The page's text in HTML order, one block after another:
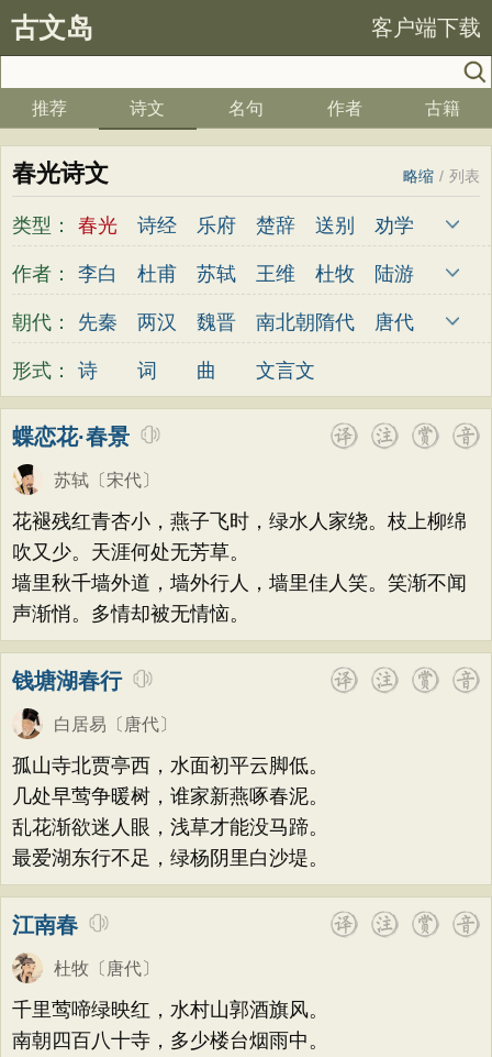
古文岛 客户端下载
推荐 诗文 名句 作者 古籍
春光诗文 列表
/
略缩
类型： 春光 诗经 乐府 楚辞 送别
劝学
边塞
儿童 春天 夏天 秋天
冬天
咏史
散文 闺怨 抒情
读书
秋思 梅花
叙事
饮酒
落花 桃花
劝学
论诗 游仙 节日
春节
元宵节
寒食节
小学文言文
初中文言文
唐诗三百首
古诗三百首
古诗十九首
作者： 李白 杜甫 苏轼 王维 杜牧
陆游
李煜
元稹 韩愈 岑参 齐己
贾岛
皎然
许浑 罗隐 贯休 韦庄
屈原
王勃
张祜 岳飞
姚合
卢纶
秦观
方干
李峤 赵嘏 贺铸 郑谷
郑燮
张说
张炎 白居易
刘禹锡
李商隐 陶渊明
孟浩然
柳宗元
王安石
温庭筠
杨万里
诸葛亮
皮日休
左丘明 张九龄
黄庭坚
司马迁 皇甫冉
文天祥
刘辰翁
陈子昂
朝代： 先秦 两汉 魏晋 南北朝 隋代
唐代
五代
宋代 金朝 元代
形式： 诗 词 曲 文言文
蝶恋花·春景
苏轼 〔宋代〕
花褪残红青杏小，燕子飞时，绿水人家绕。枝上柳绵
吹又少。天涯何处无芳草。
墙里秋千墙外道，墙外行人，墙里佳人笑。笑渐不闻
声渐悄。多情却被无情恼。
钱塘湖春行
白居易 〔唐代〕
孤山寺北贾亭西，水面初平云脚低。
几处早莺争暖树，谁家新燕啄春泥。
乱花渐欲迷人眼，浅草才能没马蹄。
最爱湖东行不足，绿杨阴里白沙堤。
江南春
杜牧 〔唐代〕
千里莺啼绿映红，水村山郭酒旗风。
南朝四百八十寺，多少楼台烟雨中。